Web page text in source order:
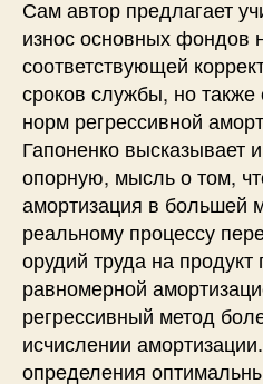
Сам автор предлагает
износ основных фондов
соответствующей
сроков службы, но
норм регрессивной
Гапоненко высказывает
опорную, мысль о том,
амортизация в большей
реальному процессу
орудий труда на
равномерной
регрессивный метод
исчислении
определения